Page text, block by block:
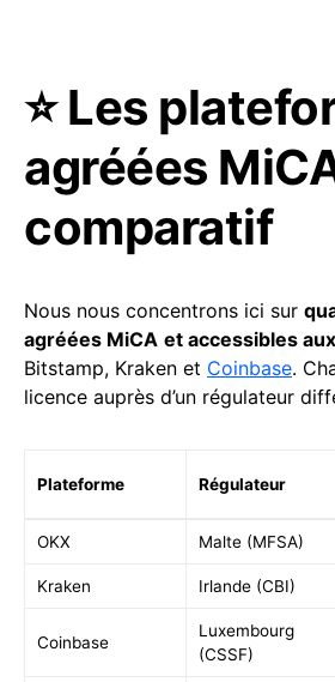
⭐️ Les
agréées
comparatif
Nous nous concentrons ici sur
agréées MiCA et accessibles
Bitstamp, Kraken et Coinbase.
licence auprès d’un régulateur
Plateforme Régulateur
OKX Malte (MFSA)
Kraken Irlande (CBI)
Coinbase
Luxembourg
(CSSF)